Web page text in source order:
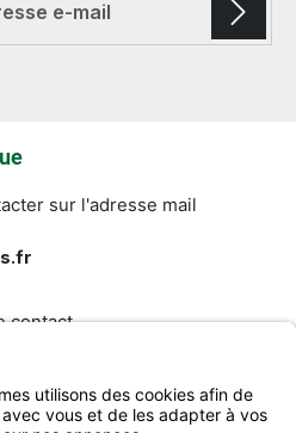
sur l'adresse mail
contact.